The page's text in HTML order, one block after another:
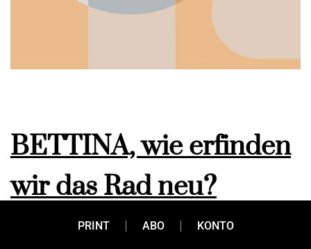
BETTINA, wie erfinden
wir das Rad neu?
PRINT ABO KONTO